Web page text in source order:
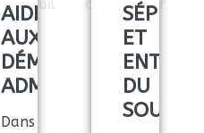
AIDE
AUX
DÉMARCHES
ADMINISTRATIVES
Dans
ET
DU